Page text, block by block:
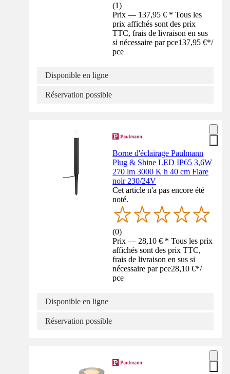
(1)
Prix — 137,95 € * Tous les
prix affichés sont des prix
TTC, frais de livraison en sus
si nécessaire par pce137,95 €*/
pce
Disponible en ligne
Réservation possible
Borne d'éclairage Paulmann
Plug & Shine LED IP65 3,6W
270 lm 3000 K h 40 cm Flare
noir 230/24V
Cet article n'a pas encore été
noté.
(0)
Prix — 28,10 € * Tous les prix
affichés sont des prix TTC,
frais de livraison en sus si
nécessaire par pce28,10 €*/
pce
Disponible en ligne
Réservation possible